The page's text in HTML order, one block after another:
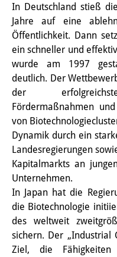
Research
Digital
Research
Japan
Knowledge
Knowledge
Knowledge
Individual
Previous
Events
In Deutschland stieß
Jahre auf eine
Öffentlichkeit. Dann
ein schneller und
wurde am 1997
deutlich. Der
der
Fördermaßnahmen
von
Dynamik durch ein
Landesregierungen
Kapitalmarkts an
Unternehmen.
In Japan hat die
die Biotechnologie
des weltweit
sichern. Der „Industrial
Ziel, die